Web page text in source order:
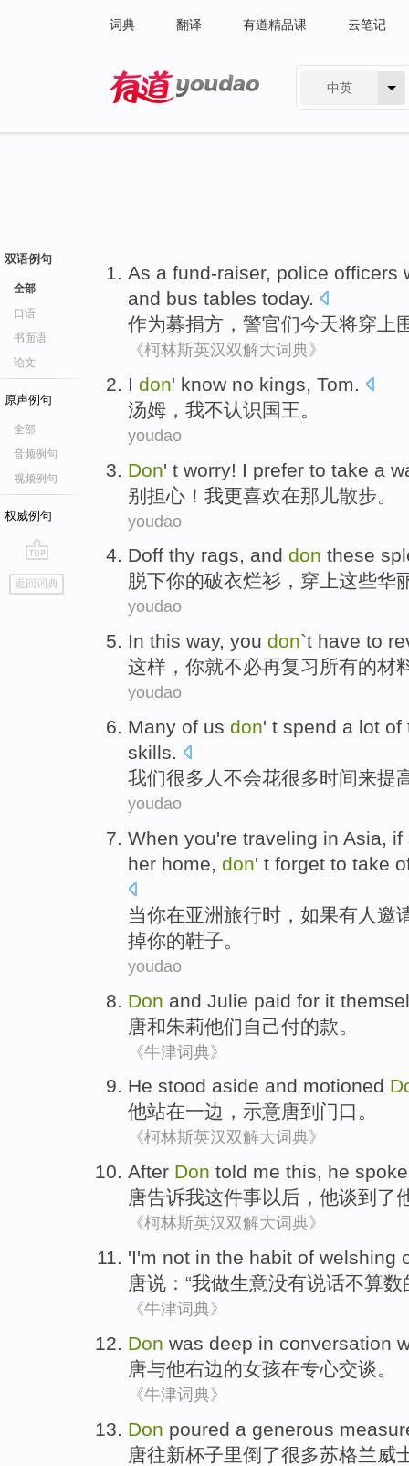
词典 翻译 有道精品课 云笔记
中英
双语例句
全部
口语
书面语
论文
原声例句
全部
音频例句
视频例句
权威例句
go
top
返回词典
As a fund-raiser, police officers
and bus tables today.
作为募捐方 ， 警官们今天将穿上
《柯林斯英汉双解大词典》
I don' know no kings, Tom.
汤姆 ， 我不认识 国王。
youdao
Don' t worry! I prefer to take a
别 担心 ！ 我更喜欢在那儿散步。
youdao
Doff thy rags, and don these
脱下你的破衣烂衫 ， 穿上这些华
youdao
In this way, you don`t have to
这样 ， 你就不必再复习 所有的材
youdao
Many of us don' t spend a lot of
skills.
我们很多 人 不会花很多时间来提
youdao
When you're traveling in Asia, if
her home, don' t forget to take
当你在亚洲旅行时 ， 如果有人 邀
掉你的鞋子。
youdao
Don and Julie paid for it
唐和朱莉他们自己付的款。
《牛津词典》
He stood aside and motioned
他站在一边 ， 示意唐到 门口。
《柯林斯英汉双解大词典》
After Don told me this, he
唐告诉我这件事以后 ， 他谈到 了
《柯林斯英汉双解大词典》
'I'm not in the habit of welshing
唐说：“我做生意没有说话不算数
《牛津词典》
Don was deep in conversation
唐与他右边的女孩在专心交谈。
《牛津词典》
Don poured a generous
唐往新杯子里倒 了很多苏格兰威